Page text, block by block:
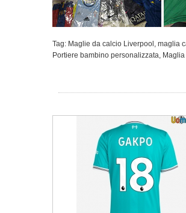
Tag: Maglie da calcio Liverpool , maglia
Portiere bambino personalizzata,